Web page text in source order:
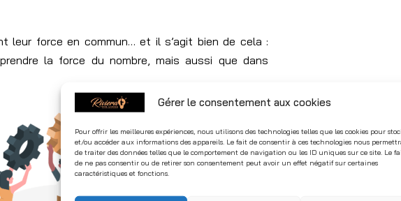
Gérer le consentement aux cookies
Pour offrir les meilleures expériences, nous utilisons des technologies telles que les cookies pour
et/ou accéder aux informations des appareils. Le fait de consentir à ces technologies nous
de traiter des données telles que le comportement de navigation ou les ID uniques sur ce site. Le
de ne pas consentir ou de retirer son consentement peut avoir un effet négatif sur certaines
caractéristiques et fonctions.
leur force en commun… et il s’agit bien de cela :
la force du nombre, mais aussi que dans